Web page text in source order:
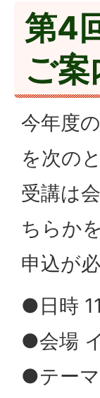
第4
ご案
今年度
を次の
受講は
ちらか
申込が
●日時
●会場
●テーマ